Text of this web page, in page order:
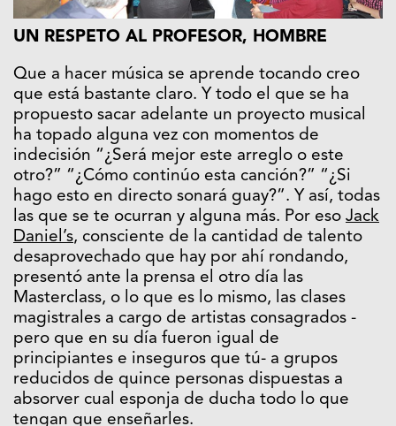
UN RESPETO AL PROFESOR, HOMBRE
Que a hacer música se aprende tocando creo
que está bastante claro. Y todo el que se ha
propuesto sacar adelante un proyecto musical
ha topado alguna vez con momentos de
indecisión “¿Será mejor este arreglo o este
otro?” “¿Cómo continúo esta canción?” “¿Si
hago esto en directo sonará guay?”. Y así, todas
las que se te ocurran y alguna más. Por eso Jack
Daniel’s, consciente de la cantidad de talento
desaprovechado que hay por ahí rondando,
presentó ante la prensa el otro día las
Masterclass, o lo que es lo mismo, las clases
magistrales a cargo de artistas consagrados -
pero que en su día fueron igual de
principiantes e inseguros que tú- a grupos
reducidos de quince personas dispuestas a
absorver cual esponja de ducha todo lo que
tengan que enseñarles.